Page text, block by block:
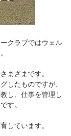
クラブではウェル
まざまです。
したものですが、
し、仕事を管理し
す。
しています。